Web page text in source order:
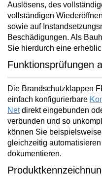
Auslösens, des
vollständigen
sowie auf
Beschädigungen. Als
Sie hierdurch eine
Funktionsprüfungen
Die Brandschutzklappen
einfach konfigurierbare
Net direkt eingebunden
verbunden und so
können Sie
gleichzeitig
dokumentieren.